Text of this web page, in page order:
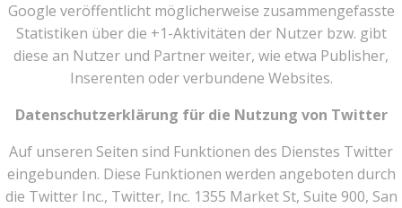
Google veröffentlicht möglicherweise zusammengefasste
Statistiken über die +1-Aktivitäten der Nutzer bzw. gibt
diese an Nutzer und Partner weiter, wie etwa Publisher,
Inserenten oder verbundene Websites.
Datenschutzerklärung für die Nutzung von Twitter
Auf unseren Seiten sind Funktionen des Dienstes Twitter
eingebunden. Diese Funktionen werden angeboten durch
die Twitter Inc., Twitter, Inc. 1355 Market St, Suite 900, San